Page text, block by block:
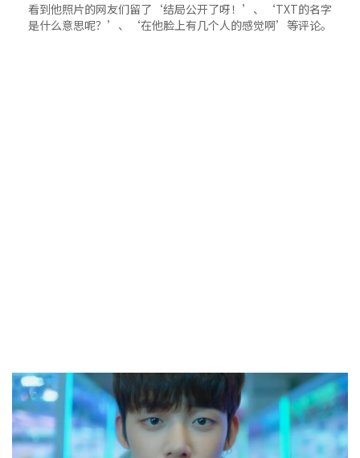
看到他照片的网友们留了‘结局公开了呀！’、‘TXT的名字
是什么意思呢？’、‘在他脸上有几个人的感觉啊’等评论。